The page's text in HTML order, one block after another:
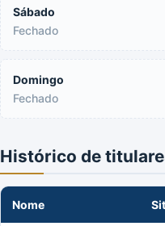
Sábado
Fechado
Domingo
Fechado
Histórico de
Nome